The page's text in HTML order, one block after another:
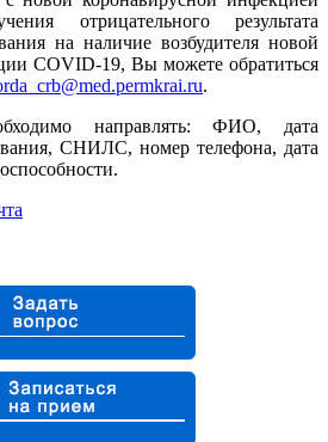
отрицательного результата
на наличие возбудителя новой
COVID-19, Вы можете обратиться
.
направлять: ФИО,
дата
СНИЛС, номер телефона, дата